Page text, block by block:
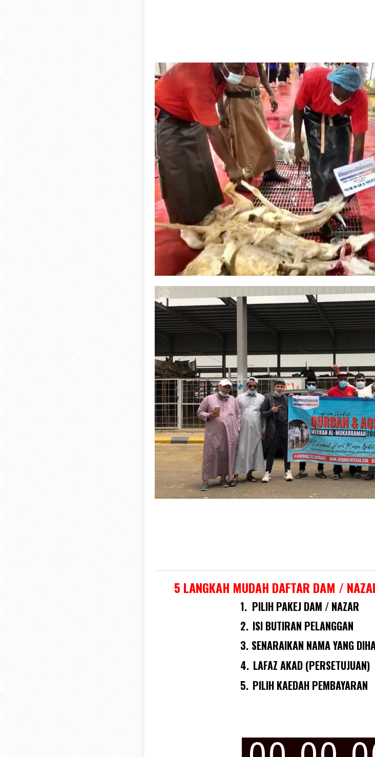
5 LANGKAH MUDAH DAFTAR DAM /
1. PILIH PAKEJ DAM / NAZAR
2. ISI BUTIRAN PELANGGAN
3. SENARAIKAN NAMA YANG
4. LAFAZ AKAD (PERSETUJUAN)
5. PILIH KAEDAH PEMBAYARAN